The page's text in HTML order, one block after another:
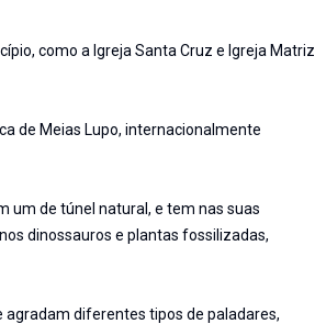
como a Igreja Santa Cruz e Igreja Matriz
de Meias Lupo, internacionalmente
um de túnel natural, e tem nas suas
dinossauros e plantas fossilizadas,
diferentes tipos de paladares,